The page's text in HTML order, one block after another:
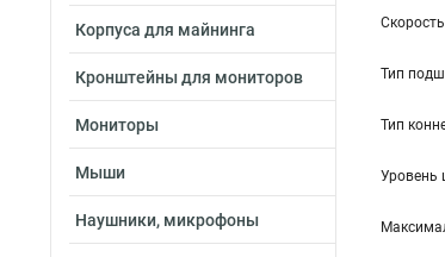
Корпуса для майнинга
Кронштейны для мониторов
Мониторы
Мыши
Наушники, микрофоны
Тип
Тип
Уровень